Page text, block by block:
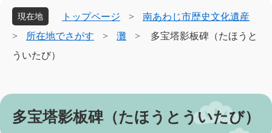
象
現在地 トップページ >
南あわじ市歴史文化遺産
>
所在地でさがす > 灘 >
多宝塔影板碑（たほうと
ういたび）
本
多宝塔影板碑（たほうとういたび）